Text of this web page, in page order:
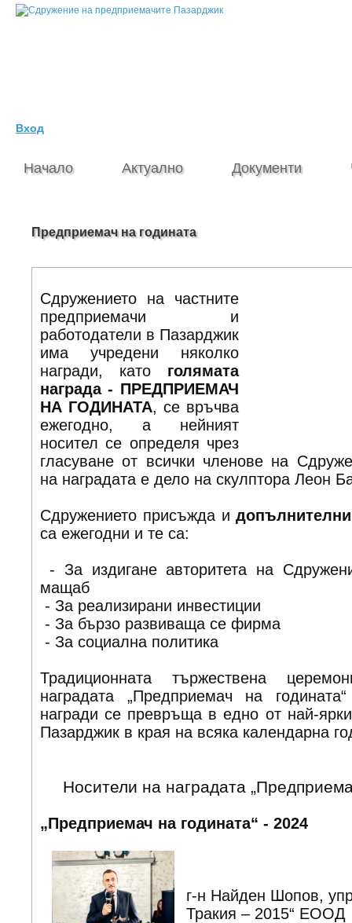
Вход
Начало Актуално Документи
Предприемач на годината
Сдружението на частните
предприемачи и
работодатели в Пазарджик
има учредени няколко
награди, като голямата
награда - ПРЕДПРИЕМАЧ
НА ГОДИНАТА, се връчва
ежегодно, а нейният
носител се определя чрез
гласуване от всички членове на
на наградата е дело на скулптора Леон
Сдружението присъжда и
са ежегодни и те са:
- За издигане авторитета на
мащаб
- За реализирани инвестиции
- За бързо развиваща се фирма
- За социална политика
Традиционната тържествена
наградата „Предприемач на
награди се превръща в едно от най-
Пазарджик в края на всяка календарна
Носители на наградата
„Предприемач на годината“ - 2024
г-н Найден Шопов,
Тракия – 2015“ ЕООД